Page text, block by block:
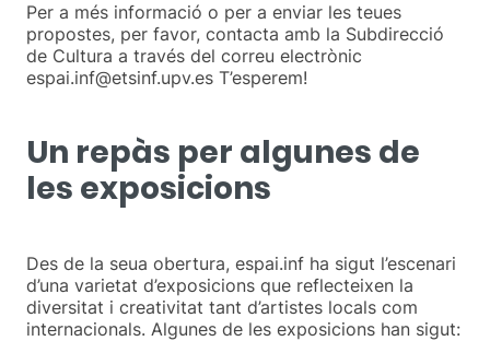
Per a més informació o per a enviar les teues
propostes, per favor, contacta amb la Subdirecció
de Cultura a través del correu electrònic
espai.inf@etsinf.upv.es T’esperem!
Un repàs per algunes de
les exposicions
Des de la seua obertura, espai.inf ha sigut l’escenari
d’una varietat d’exposicions que reflecteixen la
diversitat i creativitat tant d’artistes locals com
internacionals. Algunes de les exposicions han sigut: